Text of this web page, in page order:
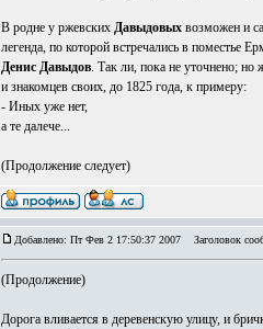
В родне у ржевских Давыдовыхвозможен и
легенда, по которой встречались в поместье
Денис Давыдов. Так ли, пока не уточнено;
и знакомцев своих, до 1825 года, к примеру:
- Иных уже нет,
а те далече...
(Продолжение следует)
Добавлено: Пт Фев 2 17:50:37 2007 Заголовок
(Продолжение)
Дорога вливается в деревенскую улицу, и